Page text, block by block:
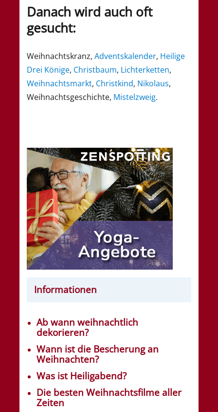
Danach wird auch oft
gesucht:
Weihnachtskranz, Adventskalender, Heilige
Drei Könige, Christbaum, Lichterketten,
Weihnachtsmarkt, Christkind, Nikolaus,
Weihnachtsgeschichte, Mistelzweig.
Informationen
Ab wann weihnachtlich
dekorieren?
Wann ist die Bescherung an
Weihnachten?
Was ist Heiligabend?
Die besten Weihnachtsfilme aller
Zeiten